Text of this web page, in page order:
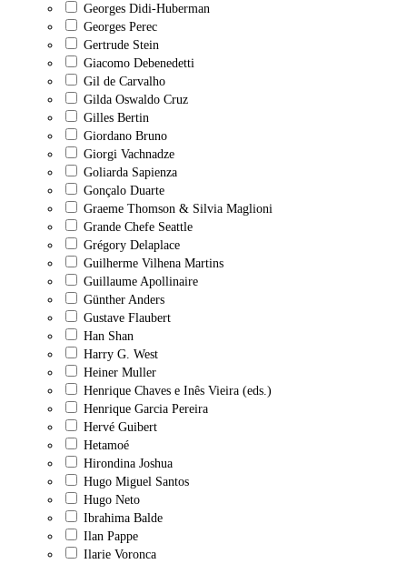
Georges Didi-Huberman
Georges Perec
Gertrude Stein
Giacomo Debenedetti
Gil de Carvalho
Gilda Oswaldo Cruz
Gilles Bertin
Giordano Bruno
Giorgi Vachnadze
Goliarda Sapienza
Gonçalo Duarte
Graeme Thomson & Silvia Maglioni
Grande Chefe Seattle
Grégory Delaplace
Guilherme Vilhena Martins
Guillaume Apollinaire
Günther Anders
Gustave Flaubert
Han Shan
Harry G. West
Heiner Muller
Henrique Chaves e Inês Vieira (eds.)
Henrique Garcia Pereira
Hervé Guibert
Hetamoé
Hirondina Joshua
Hugo Miguel Santos
Hugo Neto
Ibrahima Balde
Ilan Pappe
Ilarie Voronca